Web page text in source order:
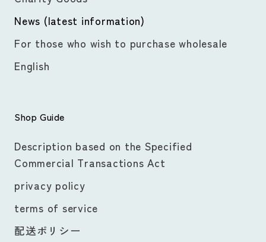
News (latest information)
For those who wish to purchase wholesale
English
Shop Guide
Description based on the Specified
Commercial Transactions Act
privacy policy
terms of service
配送ポリシー